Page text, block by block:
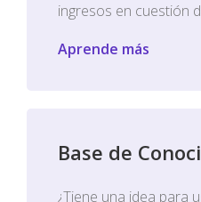
ingresos en cuestión
Aprende más
Base de
¿Tiene una idea para